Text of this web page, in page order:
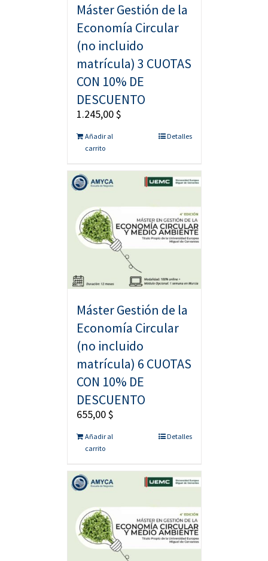
Máster Gestión de la
Economía Circular
(no incluido
matrícula) 3 CUOTAS
CON 10% DE
DESCUENTO
1.245,00$
Añadir al
carrito
Detalles
Máster Gestión de la
Economía Circular
(no incluido
matrícula) 6 CUOTAS
CON 10% DE
DESCUENTO
655,00$
Añadir al
carrito
Detalles